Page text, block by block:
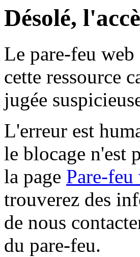
Désolé,
Le pare-feu
cette ressource
jugée
L'erreur est
le blocage n'est
la page Pare-
trouverez des
de nous
du pare-feu.